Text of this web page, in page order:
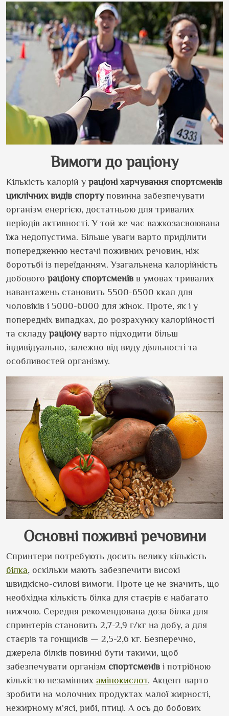
Вимоги до раціону
Кількість калорій у раціоні харчування спортсменів
циклічних видів спортуповинна забезпечувати
організм енергією, достатньою для тривалих
періодів активності. У той же час важкозасвоювана
їжа недопустима. Більше уваги варто приділити
попередженню нестачі поживних речовин, ніж
боротьбі із переїданням. Узагальнена калорійність
добового раціону спортсменів в умовах тривалих
навантажень становить 5500-6500 ккал для
чоловіків і 5000-6000 для жінок. Проте, як і у
попередніх випадках, до розрахунку калорійності
та складу раціонуварто підходити більш
індивідуально, залежно від виду діяльності та
особливостей організму.
Основні поживні речовини
Спринтери потребують досить велику кількість
білка, оскільки мають забезпечити високі
швидкісно-силові вимоги. Проте це не значить, що
необхідна кількість білка для стаєрів є набагато
нижчою. Середня рекомендована доза білка для
спринтерів становить 2,7-2,9 г/кг на добу, а для
стаєрів та гонщиків — 2,5-2,6 кг. Безперечно,
джерела білків повинні бути такими, щоб
забезпечувати організм спортсменів і потрібною
кількістю незамінних амінокислот. Акцент варто
зробити на молочних продуктах малої жирності,
нежирному м'ясі, рибі, птиці. А ось до бобових